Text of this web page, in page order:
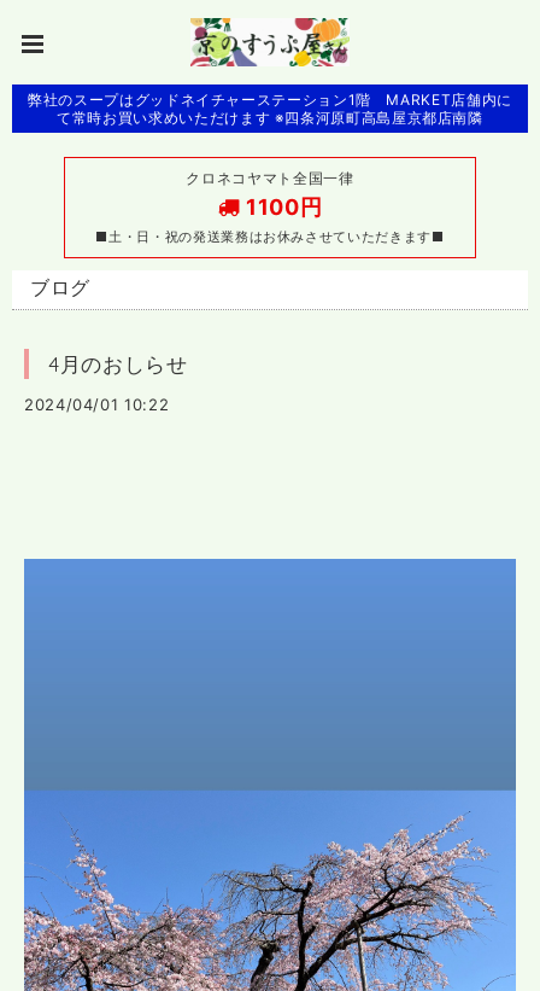
弊社のスープはグッドネイチャーステーション1階 MARKET店舗内に
て常時お買い求めいただけます ※四条河原町高島屋京都店南隣
クロネコヤマト全国一律
1100円
■土・日・祝の発送業務はお休みさせていただきます■
ブログ
4月のおしらせ
2024/04/01 10:22